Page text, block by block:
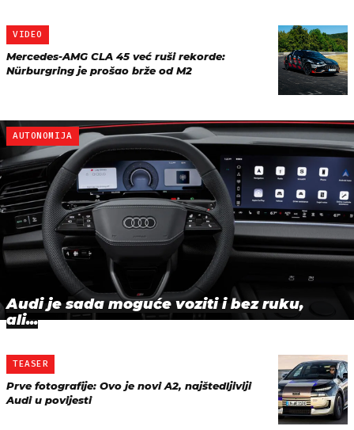
VIDEO
Mercedes-AMG CLA 45 već ruši rekorde:
Nürburgring je prošao brže od M2
AUTONOMIJA
Audi je sada moguće voziti i bez ruku,
ali...
TEASER
Prve fotografije: Ovo je novi A2, najštedljiviji
Audi u povijesti